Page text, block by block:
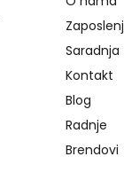
Saradnja
Kontakt
Blog
Radnje
Brendovi